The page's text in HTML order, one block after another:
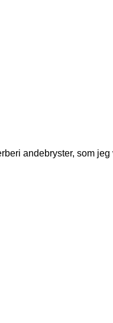
andebryster, som